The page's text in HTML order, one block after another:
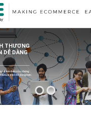
THƯƠNG
DỄ DÀNG
tiên tiến của chúng
tử của bạn dễ dàng hơn.